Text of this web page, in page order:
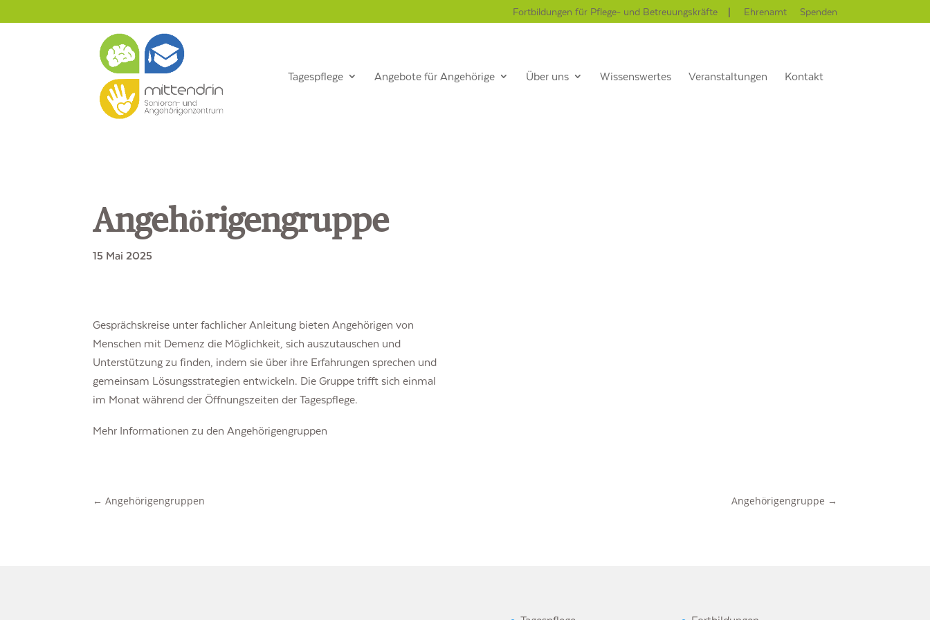
Zum
Direkt
Fortbildungen für Pflege- und Betreuungskräfte Ehrenamt Spenden
Tagespflege Angebote für Angehörige Über uns Wissenswertes Veranstaltungen Kontakt
Angehörigengruppe
15 Mai 2025
Gesprächskreise unter fachlicher Anleitung bieten Angehörigen von
Menschen mit Demenz die Möglichkeit, sich auszutauschen und
Unterstützung zu finden, indem sie über ihre Erfahrungen sprechen und
gemeinsam Lösungsstrategien entwickeln. Die Gruppe trifft sich einmal
im Monat während der Öffnungszeiten der Tagespflege.
Mehr Informationen zu den Angehörigengruppen
←Angehörigengruppen Angehörigengruppe →